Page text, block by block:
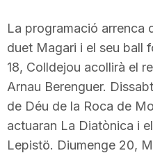
La programació arrenca
duet Magari i el seu ball
18, Colldejou acollirà el
Arnau Berenguer.
de Déu de la Roca de
actuaran La Diatònica i
Lepistö. Diumenge 20,